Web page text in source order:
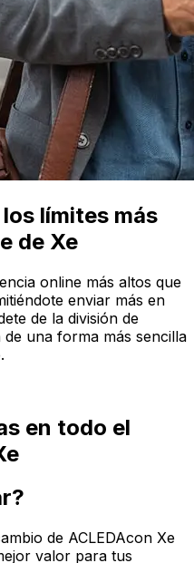
límites más
de Xe
online más altos que
enviar más en
de la división de
una forma más sencilla
en todo el
de ACLEDAcon Xe
valor para tus